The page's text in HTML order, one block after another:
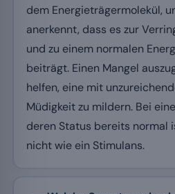
dem Energieträgermolekül,
anerkennt, dass es zur
und zu einem normalen
beiträgt. Einen Mangel
helfen, eine mit
Müdigkeit zu mildern. Bei
deren Status bereits normal
nicht wie ein Stimulans.